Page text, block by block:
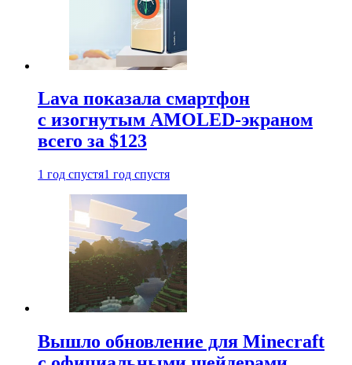
Lava показала смартфон
с изогнутым AMOLED-экраном
всего за $123
1 год спустя1 год спустя
Вышло обновление для Minecraft